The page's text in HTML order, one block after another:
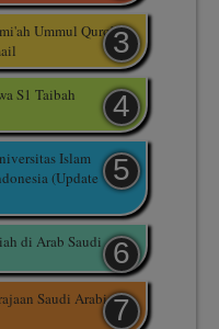
Ummul Quro'
S1 Taibah
Islam
(Update
di Arab Saudi
Saudi Arabia